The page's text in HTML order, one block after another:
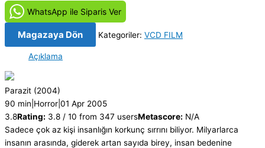
Shelf
Life
(2004)
Orjinal
Film
adet
WhatsApp ile Siparis Ver
Magazaya Dön Kategoriler: VCD FILM
Açıklama
Parazit (2004)
90 min Horror 01 Apr 2005
3.8Rating: 3.8 / 10 from 347 usersMetascore: N/A
Sadece çok az kişi insanlığın korkunç sırrını biliyor. Milyarlarca
insanın arasında, giderek artan sayıda birey, insan bedenine